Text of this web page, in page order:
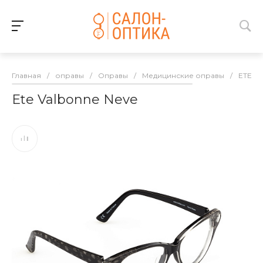
Главная / оправы / Оправы / Медицинские оправы / ETE
Ete Valbonne Neve